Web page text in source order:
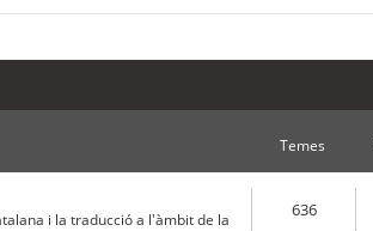
Temes
i la traducció a l'àmbit de la
636